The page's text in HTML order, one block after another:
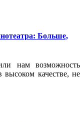
Больше,
нам возможность
высоком качестве, не